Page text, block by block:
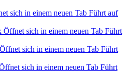
sich in einem neuen Tab Führt auf
Öffnet sich in einem neuen Tab Führt
Öffnet sich in einem neuen Tab Führt
sich in einem neuen Tab Führt